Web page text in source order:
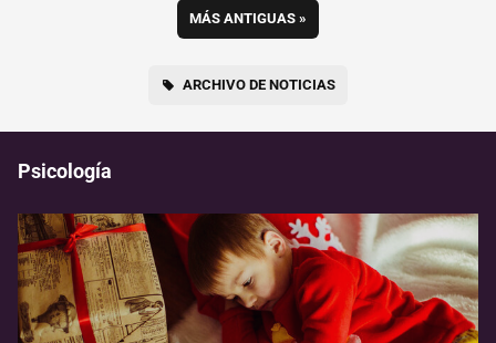
MÁS ANTIGUAS »
ARCHIVO DE NOTICIAS
Psicología